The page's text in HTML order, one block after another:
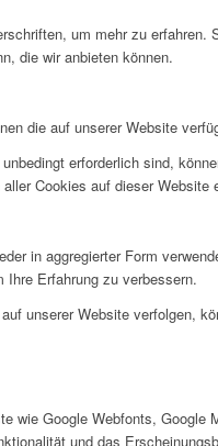
um mehr zu
die wir anbieten können.
die auf unserer Website
erforderlich sind,
Cookies auf dieser Website
in aggregierter Form
Ihre Erfahrung zu verbessern.
unserer Website verfolgen,
wie Google Webfonts,
und das